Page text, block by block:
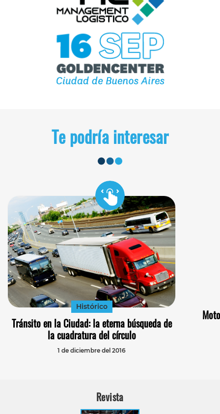
Te podría interesar
Histórico
Tránsito en la Ciudad: la eterna búsqueda de
la cuadratura del círculo
1 de diciembre del 2016
Revista